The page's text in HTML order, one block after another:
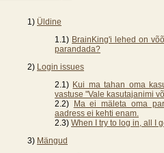
1) Üldine
1.1) BrainKing'i lehed on
parandada?
2) Login issues
2.1) Kui ma tahan oma
vastuse "Vale kasutajanimi
2.2)
Ma ei mäleta oma
aadress ei kehti enam.
2.3) When I try to log in, all I
3) Mängud